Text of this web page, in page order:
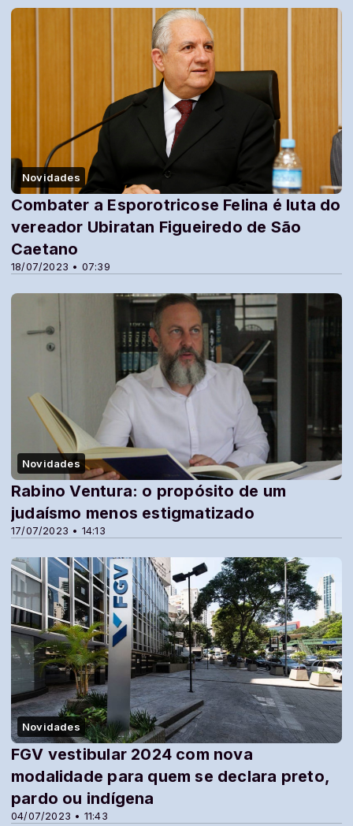
Novidades
18/07/2023 • 07:39
Combater a Esporotricose Felina é luta do
vereador Ubiratan Figueiredo de São
Caetano
Novidades
17/07/2023 • 14:13
Rabino Ventura: o propósito de um
judaísmo menos estigmatizado
Novidades
04/07/2023 • 11:43
FGV vestibular 2024 com nova
modalidade para quem se declara preto,
pardo ou indígena